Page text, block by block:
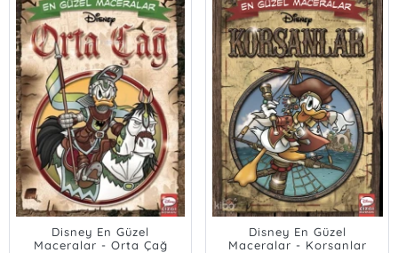
Disney En Güzel
Maceralar - Orta Çağ
Disney En Güzel
Maceralar - Korsanlar